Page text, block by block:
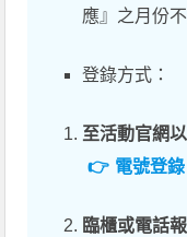
應』之月份
登錄方式：
至活動官網
電號登錄
臨櫃或電話